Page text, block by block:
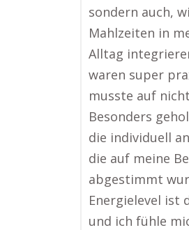
sondern auch,
Mahlzeiten in
Alltag
waren super
musste auf
Besonders
die individuell
die auf meine
abgestimmt
Energielevel ist
und ich fühle